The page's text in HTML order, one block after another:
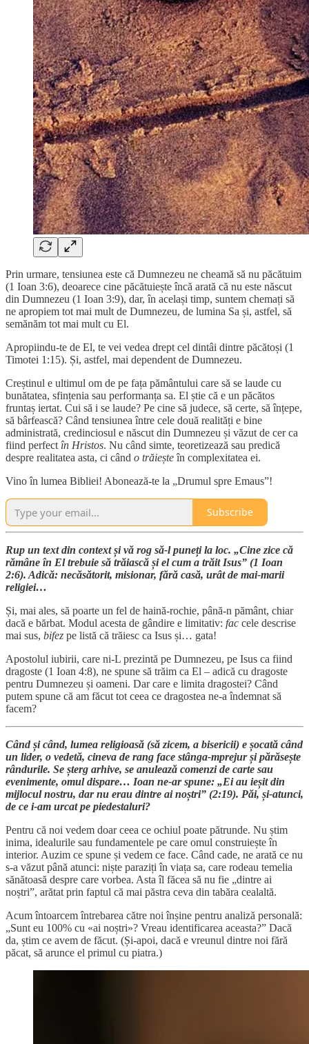
Prin urmare, tensiunea este că Dumnezeu ne cheamă să nu păcătuim
(1 Ioan 3:6), deoarece cine păcătuiește încă arată că nu este născut
din Dumnezeu (1 Ioan 3:9), dar, în același timp, suntem chemați să
ne apropiem tot mai mult de Dumnezeu, de lumina Sa și, astfel, să
semănăm tot mai mult cu El.
Apropiindu-te de El, te vei vedea drept cel dintâi dintre păcătoși (1
Timotei 1:15). Și, astfel, mai dependent de Dumnezeu.
Creștinul e ultimul om de pe fața pământului care să se laude cu
bunătatea, sfințenia sau performanța sa. El știe că e un păcătos
fruntaș iertat. Cui să i se laude? Pe cine să judece, să certe, să înțepe,
să bârfească? Când tensiunea între cele două realități e bine
administrată, credinciosul e născut din Dumnezeu și văzut de cer ca
fiind perfect în Hristos. Nu când simte, teoretizează sau predică
despre realitatea asta, ci când o trăieșteîn complexitatea ei.
Vino în lumea Bibliei! Abonează-te la „Drumul spre Emaus”!
Subscribe
Rup un text din context și vă rog să-l puneți la loc. „Cine zice că
rămâne în El trebuie să trăiască și el cum a trăit Isus” (1 Ioan
2:6). Adică: necăsătorit, misionar, fără casă, urât de mai-marii
religiei…
Și, mai ales, să poarte un fel de haină-rochie, până-n pământ, chiar
dacă e bărbat. Modul acesta de gândire e limitativ: fac cele descrise
mai sus, bifez pe listă că trăiesc ca Isus și… gata!
Apostolul iubirii, care ni-L prezintă pe Dumnezeu, pe Isus ca fiind
dragoste (1 Ioan 4:8), ne spune să trăim ca El – adică cu dragoste
pentru Dumnezeu și oameni. Dar care e limita dragostei? Când
putem spune că am făcut tot ceea ce dragostea ne-a îndemnat să
facem?
Când și când, lumea religioasă (să zicem, a bisericii) e șocată când
un lider, o vedetă, cineva de rang face stânga-mprejur și părăsește
rândurile. Se șterg arhive, se anulează comenzi de carte sau
evenimente, omul dispare… Ioan ne-ar spune: „Ei au ieșit din
mijlocul nostru, dar nu erau dintre ai noștri” (2:19). Păi, și-atunci,
de ce i-am urcat pe piedestaluri?
Pentru că noi vedem doar ceea ce ochiul poate pătrunde. Nu știm
inima, idealurile sau fundamentele pe care omul construiește în
interior. Auzim ce spune și vedem ce face. Când cade, ne arată ce nu
s-a văzut până atunci: niște paraziți în viața sa, care rodeau temelia
sănătoasă despre care vorbea. Asta îl făcea să nu fie „dintre ai
noștri”, arătat prin faptul că mai păstra ceva din tabăra cealaltă.
Acum întoarcem întrebarea către noi înșine pentru analiză personală:
„Sunt eu 100% cu «ai noștri»? Vreau identificarea aceasta?” Dacă
da, știm ce avem de făcut. (Și-apoi, dacă e vreunul dintre noi fără
păcat, să arunce el primul cu piatra.)